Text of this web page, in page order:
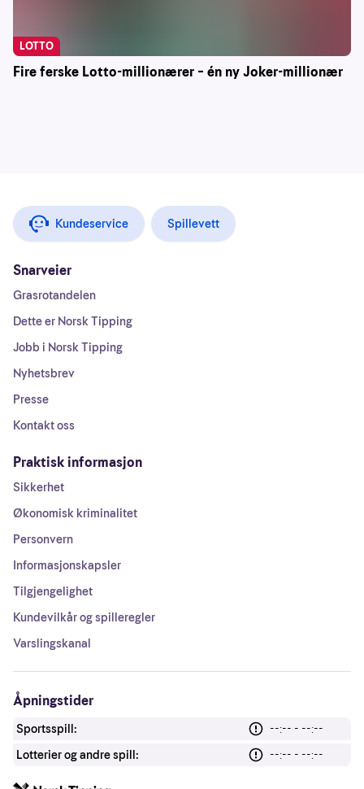
Fire ferske Lotto-millionærer – én ny Joker-millionær
LOTTO
Kundeservice Spillevett
Snarveier
Grasrotandelen
Dette er Norsk Tipping
Jobb i Norsk Tipping
Nyhetsbrev
Presse
Kontakt oss
Praktisk informasjon
Sikkerhet
Økonomisk kriminalitet
Personvern
Informasjonskapsler
Tilgjengelighet
Kundevilkår og spilleregler
Varslingskanal
Åpningstider
Sportsspill:
--:-- - --:--
Lotterier og andre spill:
--:-- - --:--